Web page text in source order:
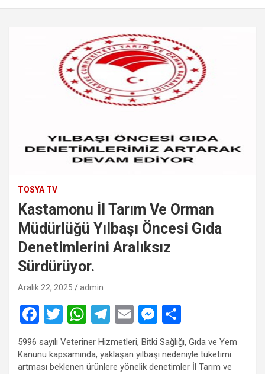
TOSYA TV
Kastamonu İl Tarım Ve Orman
Müdürlüğü Yılbaşı Öncesi Gıda
Denetimlerini Aralıksız
Sürdürüyor.
Aralık 22, 2025 admin
F
ce
T
wi
tt
W
at
T
e
E
m
ail
M
es
se
h
ar
5996 sayılı Veteriner Hizmetleri, Bitki Sağlığı, Gıda ve Yem
Kanunu kapsamında, yaklaşan yılbaşı nedeniyle tüketimi
artması beklenen ürünlere yönelik denetimler İl Tarım ve